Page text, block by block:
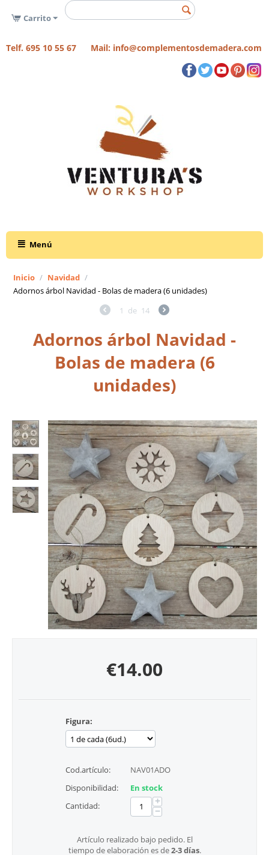
Carrito
Telf. 695 10 55 67 Mail: info@complementosdemadera.com
Menú
Inicio / Navidad /
Adornos árbol Navidad - Bolas de madera (6 unidades)
1 de 14
Adornos árbol Navidad -
Bolas de madera (6
unidades)
€14.00
Figura:
Cod.artículo:
NAV01ADO
Disponibilidad:
En stock
Cantidad:
+
−
Artículo realizado bajo pedido. El
tiempo de elaboración es de2-3 días.